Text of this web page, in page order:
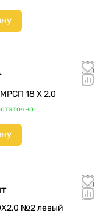
18 Х 2,0
№2 левый